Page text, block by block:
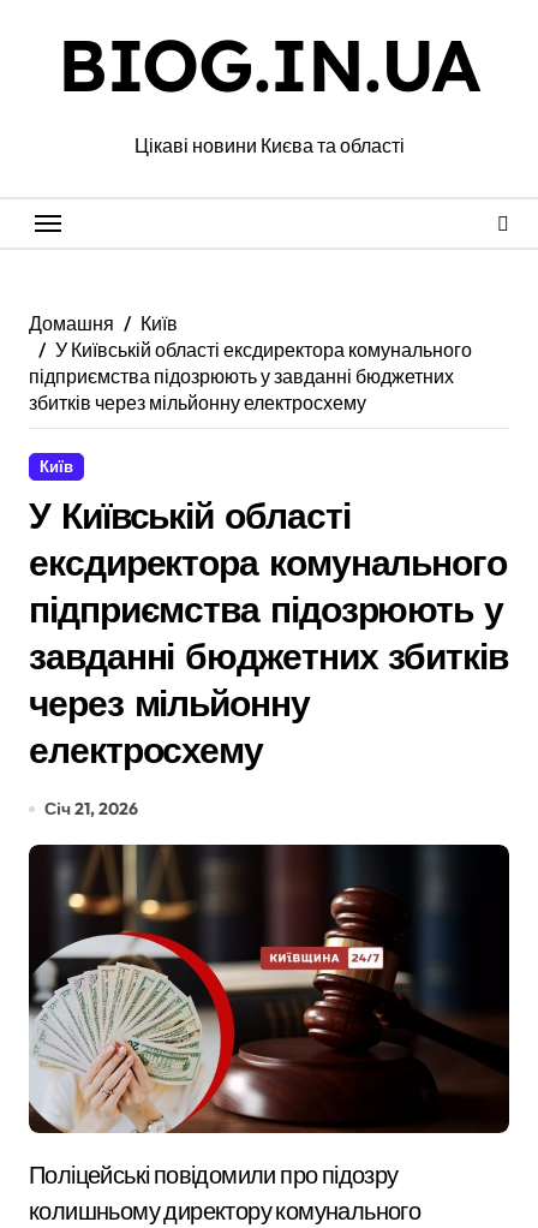
BIOG.IN.UA
Цікаві новини Києва та області
Домашня
Київ
У Київській області ексдиректора комунального
підприємства підозрюють у завданні бюджетних
збитків через мільйонну електросхему
Київ
У Київській області
ексдиректора комунального
підприємства підозрюють у
завданні бюджетних збитків
через мільйонну
електросхему
Січ 21, 2026
Поліцейські повідомили про підозру
колишньому директору комунального